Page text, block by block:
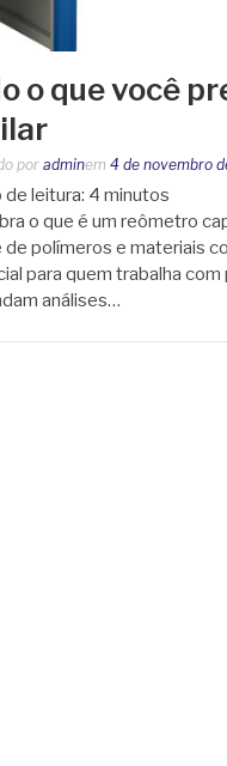
o que você
por adminem 4 de novembro
de leitura: 4 minutos
o que é um reômetro
de polímeros e materiais
para quem trabalha
análises…